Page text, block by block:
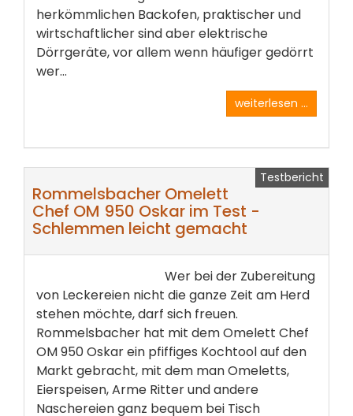
herkömmlichen Backofen, praktischer und
wirtschaftlicher sind aber elektrische
Dörrgeräte, vor allem wenn häufiger gedörrt
wer...
weiterlesen ...
Testbericht
Rommelsbacher Omelett
Chef OM 950 Oskar im Test -
Schlemmen leicht gemacht
Wer bei der Zubereitung
von Leckereien nicht die ganze Zeit am Herd
stehen möchte, darf sich freuen.
Rommelsbacher hat mit dem Omelett Chef
OM 950 Oskar ein pfiffiges Kochtool auf den
Markt gebracht, mit dem man Omeletts,
Eierspeisen, Arme Ritter und andere
Naschereien ganz bequem bei Tisch